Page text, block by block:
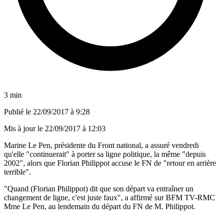
3 min
Publié le 22/09/2017 à 9:28
Mis à jour le 22/09/2017 à 12:03
Marine Le Pen, présidente du Front national, a assuré vendredi
qu'elle "continuerait" à porter sa ligne politique, la même "depuis
2002", alors que Florian Philippot accuse le FN de "retour en arrière
terrible".
"Quand (Florian Philippot) dit que son départ va entraîner un
changement de ligne, c'est juste faux", a affirmé sur BFM TV-RMC
Mme Le Pen, au lendemain du départ du FN de M. Philippot.